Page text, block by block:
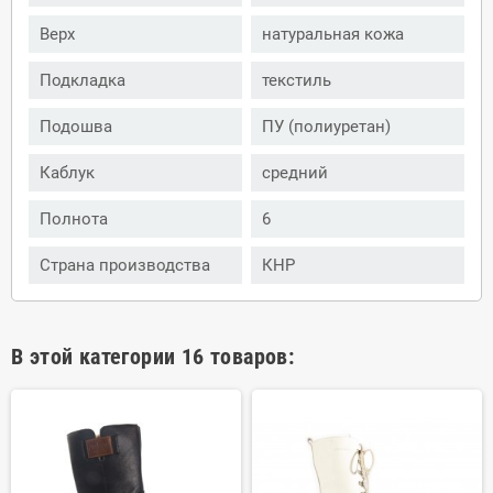
Верх натуральная кожа
Подкладка текстиль
Подошва ПУ (полиуретан)
Каблук средний
Полнота 6
Страна производства КНР
В этой категории 16 товаров: